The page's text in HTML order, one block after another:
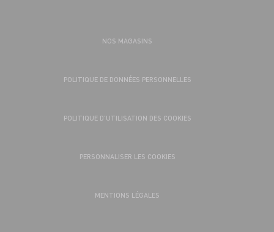
NOS MAGASINS
POLITIQUE DE DONNÉES PERSONNELLES
POLITIQUE D’UTILISATION DES COOKIES
PERSONNALISER LES COOKIES
MENTIONS LÉGALES